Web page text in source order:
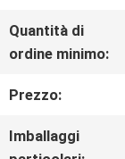
NOTIZIE
RICHIEDA
UNA
Quantità di
ordine minimo:
Prezzo:
Imballaggi